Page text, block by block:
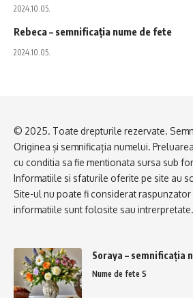
2024.10.05.
Rebeca – semnificația nume de fete
2024.10.05.
© 2025. Toate drepturile rezervate.
Originea și semnificația numelui.
cu conditia sa fie mentionata sursa sub
Informatiile si sfaturile oferite pe site au
Site-ul nu poate fi considerat
informatiile sunt folosite sau intrerpretate.
Soraya – semnificația
Nume de fete S